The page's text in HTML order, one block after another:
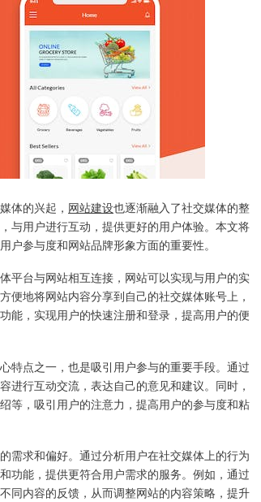
体的兴起， 网站建设也逐渐融入了社交媒体的整
与用户进行互动，提供更好的用户体验。本文将
参与度和网站品牌形象方面的重要性。
平台与网站相互连接，网站可以实现与用户的实
便地将网站内容分享到自己的社交媒体账号上，
能，实现用户的快速注册和登录，提高用户的便
特点之一，也是吸引用户参与的重要手段。通过
进行互动交流，表达自己的意见和建议。同时，
等，吸引用户的注意力，提高用户的参与度和粘
需求和偏好。通过分析用户在社交媒体上的行为
功能，提供更符合用户需求的服务。例如，通过
同内容的反馈，从而调整网站的内容策略，提升